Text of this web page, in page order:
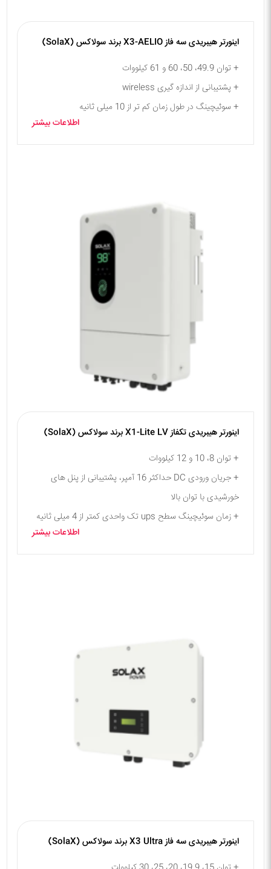
اینورتر هیبریدی سه فاز X3-AELIO برند سولاکس (SolaX)
+ توان 49.9، 50، 60 و 61 کیلووات
+ پشتیبانی از اندازه گیری wireless
+ سوئیچینگ در طول زمان کم تر از 10 میلی ثانیه
اطلاعات بیشتر
اینورتر هیبریدی تکفاز X1-Lite LV برند سولاکس (SolaX)
+ توان 8، 10 و 12 کیلووات
+ جریان ورودی DC حداکثر 16 آمپر، پشتیبانی از پنل های
خورشیدی با توان بالا
+ زمان سوئیچینگ سطح ups تک واحدی کمتر از 4 میلی ثانیه
اطلاعات بیشتر
اینورتر هیبریدی سه فاز X3 Ultra برند سولاکس (SolaX)